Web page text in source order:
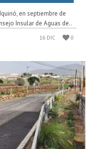
en septiembre de
Insular de Aguas de..
16 DIC 0